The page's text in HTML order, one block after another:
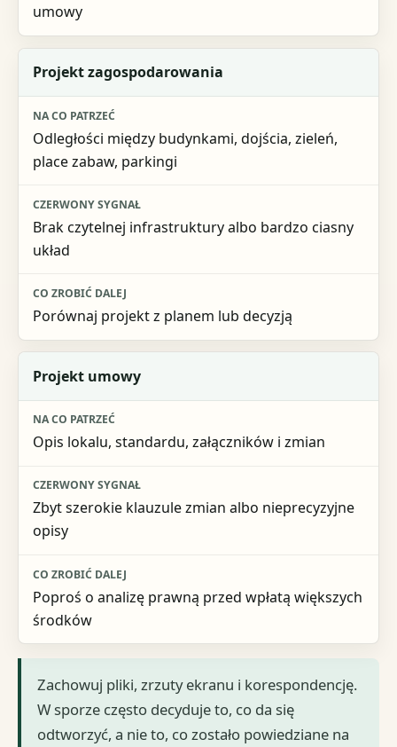
umowy
Projekt zagospodarowania
Odległości między budynkami, dojścia, zieleń,
place zabaw, parkingi
Brak czytelnej infrastruktury albo bardzo ciasny
układ
Porównaj projekt z planem lub decyzją
Projekt umowy
Opis lokalu, standardu, załączników i zmian
Zbyt szerokie klauzule zmian albo nieprecyzyjne
opisy
Poproś o analizę prawną przed wpłatą większych
środków
Zachowuj pliki, zrzuty ekranu i korespondencję.
W sporze często decyduje to, co da się
odtworzyć, a nie to, co zostało powiedziane na